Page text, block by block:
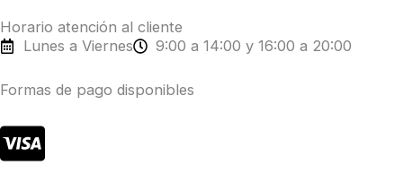
k
a
m
Horario atención al cliente
Lunes a Viernes
9:00 a 14:00 y 16:00 a 20:00
Formas de pago disponibles